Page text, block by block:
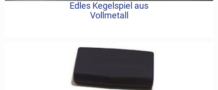
Edles Kegelspiel aus
Vollmetall